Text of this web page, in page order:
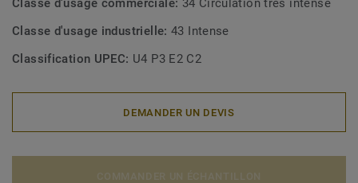
Classe d'usage commerciale: 34 Circulation très intense
Classe d'usage industrielle:43 Intense
Classification UPEC: U4 P3 E2 C2
DEMANDER UN DEVIS